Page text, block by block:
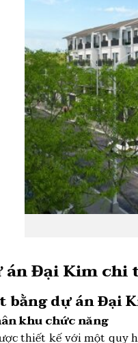
Đại Kimchi
bằng dự án Đại
khu chức năng
thiết kế với một quy